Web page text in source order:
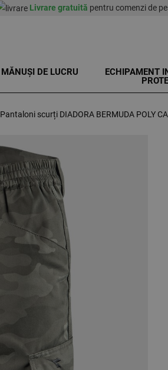
Livrare gratuită pentru comenzi de
MĂNUȘI DE LUCRU
ECHIPAMENT
Pantaloni scurți DIADORA BERMUDA POLY